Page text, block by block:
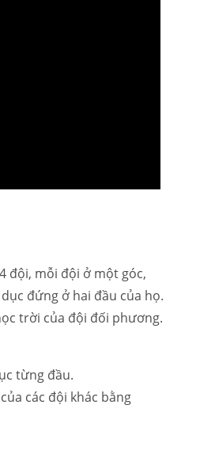
đội, mỗi đội ở một góc,
đứng ở hai đầu của họ.
trời của đội đối phương.
từng đầu.
các đội khác bằng